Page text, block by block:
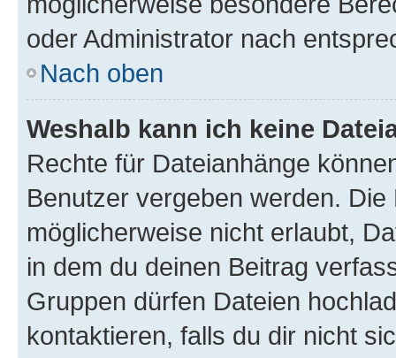
oder Administrator nach
Nach oben
Weshalb kann ich keine
Rechte für Dateianhänge
Benutzer vergeben werden.
möglicherweise nicht erlaubt,
in dem du deinen Beitrag
Gruppen dürfen Dateien
kontaktieren, falls du dir nicht